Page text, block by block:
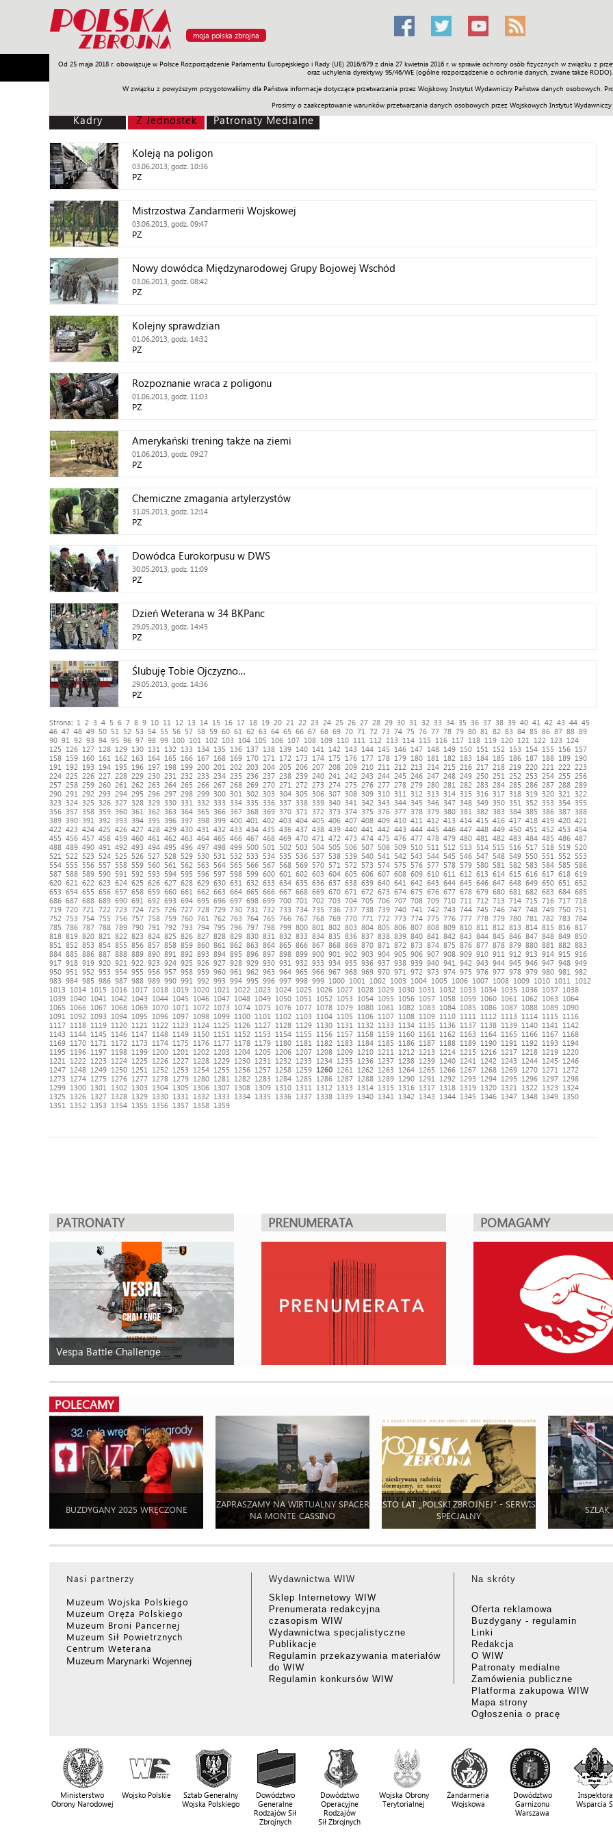
moja polska zbrojna
Od 25 maja 2018 r. obowiązuje w Polsce Rozporządzenie Parlamentu Europejskiego i Rady (UE) 2016/679 z dnia 27 kwietnia 2016 r. w sprawie ochrony osób fizycznych w związku z
oraz uchylenia dyrektywy 95/46/WE (ogólne rozporządzenie o ochronie danych, zwane także RODO).
W związku z powyższym przygotowaliśmy dla Państwa informacje dotyczące przetwarzania przez Wojskowy Instytut Wydawniczy Państwa danych osobowych.
Prosimy o zaakceptowanie warunków przetwarzania danych osobowych przez Wojskowych Instytut Wydawniczy
Armia Poligon Sprzęt Misje Polityka Prawo Świat Społeczność Sport Historia Galerie Wideo
Kadry Z Jednostek Patronaty Medialne
Koleją na poligon
03.06.2013, godz. 10:36
PZ
Mistrzostwa Żandarmerii Wojskowej
03.06.2013, godz. 09:47
PZ
Nowy dowódca Międzynarodowej Grupy Bojowej Wschód
03.06.2013, godz. 08:42
PZ
Kolejny sprawdzian
01.06.2013, godz. 14:32
PZ
Rozpoznanie wraca z poligonu
01.06.2013, godz. 11:03
PZ
Amerykański trening także na ziemi
01.06.2013, godz. 09:27
PZ
Chemiczne zmagania artylerzystów
31.05.2013, godz. 12:14
PZ
Dowódca Eurokorpusu w DWS
30.05.2013, godz. 11:09
PZ
Dzień Weterana w 34 BKPanc
29.05.2013, godz. 14:45
PZ
Ślubuję Tobie Ojczyzno…
29.05.2013, godz. 14:36
PZ
Strona: 1 2 3 4 5 6 7 8 9 10 11 12 13 14 15 16 17 18 19 20 21 22 23 24 25 26 27 28 29 30 31 32 33 34 35 36 37 38 39 40 41 42 43 44 45
46 47 48 49 50 51 52 53 54 55 56 57 58 59 60 61 62 63 64 65 66 67 68 69 70 71 72 73 74 75 76 77 78 79 80 81 82 83 84 85 86 87 88 89
90 91 92 93 94 95 96 97 98 99 100 101 102 103 104 105 106 107 108 109 110 111 112 113 114 115 116 117 118 119 120 121 122 123
124
125
126 127 128 129 130 131 132 133 134 135 136 137 138 139 140 141 142 143 144 145 146 147 148 149 150 151 152 153 154 155 156 157
158 159 160 161 162 163 164 165 166 167 168 169 170 171 172 173 174 175 176 177 178 179 180 181 182 183 184 185 186 187 188 189 190
191
192 193 194 195 196 197 198 199 200 201 202 203 204 205 206 207 208 209 210 211 212 213 214 215 216 217 218 219 220 221 222
223
224 225 226 227 228 229 230 231 232 233 234 235 236 237 238 239 240 241 242 243 244 245 246 247 248 249 250 251 252 253 254 255
256
257 258 259 260 261 262 263 264 265 266 267 268 269 270 271 272 273 274 275 276 277 278 279 280 281 282 283 284 285 286 287 288 289
290 291 292 293 294 295 296 297 298 299 300 301 302 303 304 305 306 307 308 309 310 311 312 313 314 315 316 317 318 319 320 321
322
323
324 325 326 327 328 329 330 331 332 333 334 335 336 337 338 339 340 341 342 343 344 345 346 347 348 349 350 351 352 353 354 355
356 357 358 359 360 361 362 363 364 365 366 367 368 369 370 371 372 373 374 375 376 377 378 379 380 381 382 383 384 385 386 387 388
389 390 391 392 393 394 395 396 397 398 399 400 401 402 403 404 405 406 407 408 409 410 411 412 413 414 415 416 417 418 419 420 421
422 423 424 425 426 427 428 429 430 431 432 433 434 435 436 437 438 439 440 441 442 443 444 445 446 447 448 449 450 451 452 453 454
455 456 457 458 459 460 461 462 463 464 465 466 467 468 469 470 471 472 473 474 475 476 477 478 479 480 481 482 483 484 485 486 487
488 489 490 491 492 493 494 495 496 497 498 499 500 501 502 503 504 505 506 507 508 509 510 511 512 513 514 515 516 517 518 519 520
521
522 523 524 525 526 527 528 529 530 531 532 533 534 535 536 537 538 539 540 541 542 543 544 545 546 547 548 549 550 551 552
553
554 555 556 557 558 559 560 561 562 563 564 565 566 567 568 569 570 571 572 573 574 575 576 577 578 579 580 581 582 583 584 585
586
587 588 589 590 591 592 593 594 595 596 597 598 599 600 601 602 603 604 605 606 607 608 609 610 611 612 613 614 615 616 617 618 619
620 621 622 623 624 625 626 627 628 629 630 631 632 633 634 635 636 637 638 639 640 641 642 643 644 645 646 647 648 649 650 651
652
653 654 655 656 657 658 659 660 661 662 663 664 665 666 667 668 669 670 671 672 673 674 675 676 677 678 679 680 681 682 683 684 685
686 687 688 689 690 691 692 693 694 695 696 697 698 699 700 701 702 703 704 705 706 707 708 709 710 711 712 713 714 715 716 717 718
719 720 721 722 723 724 725 726 727 728 729 730 731 732 733 734 735 736 737 738 739 740 741 742 743 744 745 746 747 748 749 750 751
752 753 754 755 756 757 758 759 760 761 762 763 764 765 766 767 768 769 770 771 772 773 774 775 776 777 778 779 780 781 782 783 784
785 786 787 788 789 790 791 792 793 794 795 796 797 798 799 800 801 802 803 804 805 806 807 808 809 810 811 812 813 814 815 816 817
818 819 820 821 822 823 824 825 826 827 828 829 830 831 832 833 834 835 836 837 838 839 840 841 842 843 844 845 846 847 848 849 850
851
852 853 854 855 856 857 858 859 860 861 862 863 864 865 866 867 868 869 870 871 872 873 874 875 876 877 878 879 880 881 882 883
884 885 886 887 888 889 890 891 892 893 894 895 896 897 898 899 900 901 902 903 904 905 906 907 908 909 910 911 912 913 914 915 916
917 918 919 920 921 922 923 924 925 926 927 928 929 930 931 932 933 934 935 936 937 938 939 940 941 942 943 944 945 946 947 948 949
950 951 952 953 954 955 956 957 958 959 960 961 962 963 964 965 966 967 968 969 970 971 972 973 974 975 976 977 978 979 980 981
982
983 984 985 986 987 988 989 990 991 992 993 994 995 996 997 998 999 1000 1001 1002 1003 1004 1005 1006 1007 1008 1009 1010 1011
1012
1013
1014 1015 1016 1017 1018 1019 1020 1021 1022 1023 1024 1025 1026 1027 1028 1029 1030 1031 1032 1033 1034 1035 1036 1037 1038
1039 1040 1041 1042 1043 1044 1045 1046 1047 1048 1049 1050 1051 1052 1053 1054 1055 1056 1057 1058 1059 1060 1061 1062 1063
1064
1065
1066 1067 1068 1069 1070 1071 1072 1073 1074 1075 1076 1077 1078 1079 1080 1081 1082 1083 1084 1085 1086 1087 1088 1089 1090
1091
1092 1093 1094 1095 1096 1097 1098 1099 1100 1101 1102 1103 1104 1105 1106 1107 1108 1109 1110 1111 1112 1113 1114 1115
1116
1117 1118 1119 1120 1121 1122 1123 1124 1125 1126 1127 1128 1129 1130 1131 1132 1133 1134 1135 1136 1137 1138 1139 1140 1141
1142
1143
1144 1145 1146 1147 1148 1149 1150 1151 1152 1153 1154 1155 1156 1157 1158 1159 1160 1161 1162 1163 1164 1165 1166 1167 1168
1169 1170 1171 1172 1173 1174 1175 1176 1177 1178 1179 1180 1181 1182 1183 1184 1185 1186 1187 1188 1189 1190 1191 1192 1193
1194
1195
1196 1197 1198 1199 1200 1201 1202 1203 1204 1205 1206 1207 1208 1209 1210 1211 1212 1213 1214 1215 1216 1217 1218 1219 1220
1221
1222 1223 1224 1225 1226 1227 1228 1229 1230 1231 1232 1233 1234 1235 1236 1237 1238 1239 1240 1241 1242 1243 1244 1245
1246
1247 1248 1249 1250 1251 1252 1253 1254 1255 1256 1257 1258 1259 1260 1261 1262 1263 1264 1265 1266 1267 1268 1269 1270 1271
1272
1273
1274 1275 1276 1277 1278 1279 1280 1281 1282 1283 1284 1285 1286 1287 1288 1289 1290 1291 1292 1293 1294 1295 1296 1297 1298
1299 1300 1301 1302 1303 1304 1305 1306 1307 1308 1309 1310 1311 1312 1313 1314 1315 1316 1317 1318 1319 1320 1321 1322 1323
1324
1325
1326 1327 1328 1329 1330 1331 1332 1333 1334 1335 1336 1337 1338 1339 1340 1341 1342 1343 1344 1345 1346 1347 1348 1349 1350
1351
1352 1353 1354 1355 1356 1357 1358 1359
PATRONATY
Vespa Battle Challenge
PRENUMERATA POMAGAMY
POLECAMY
BUZDYGANY 2025 WRĘCZONE
ZAPRASZAMY NA WIRTUALNY SPACER
NA MONTE CASSINO
STO LAT „POLSKI ZBROJNEJ” - SERWIS
SPECJALNY
SZLAK
Nasi partnerzy
Muzeum Wojska Polskiego
Muzeum Oręża Polskiego
Muzeum Broni Pancernej
Muzeum Sił Powietrznych
Centrum Weterana
Muzeum Marynarki Wojennej
Wydawnictwa WIW
Sklep Internetowy WIW
Prenumerata redakcyjna
czasopism WIW
Wydawnictwa specjalistyczne
Publikacje
Regulamin przekazywania materiałów
do WIW
Regulamin konkursów WIW
Na skróty
Oferta reklamowa
Buzdygany - regulamin
Linki
Redakcja
O WIW
Patronaty medialne
Zamówienia publiczne
Platforma zakupowa WIW
Mapa strony
Ogłoszenia o pracę
Ministerstwo
Obrony Narodowej
Wojsko Polskie
Sztab Generalny
Wojska Polskiego
Dowództwo
Generalne
Rodzajów Sił
Zbrojnych
Dowództwo
Operacyjne
Rodzajów
Sił Zbrojnych
Wojska Obrony
Terytorialnej
Żandarmeria
Wojskowa
Dowództwo
Garnizonu
Warszawa
Wsparcia